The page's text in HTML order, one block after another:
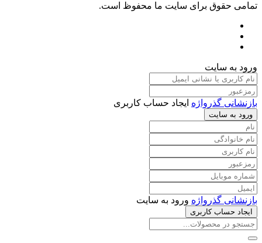
تمامی حقوق برای سایت ما محفوظ است.
ورود به سایت
بازنشانی گذرواژه ایجاد حساب کاربری
ورود به سایت
بازنشانی گذرواژه ورود به سایت
ایجاد حساب کاربری